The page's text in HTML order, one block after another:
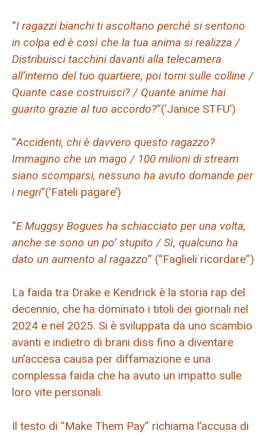
“I ragazzi bianchi ti ascoltano perché si sentono
in colpa ed è così che la tua anima si realizza /
Distribuisci tacchini davanti alla telecamera
all’interno del tuo quartiere, poi torni sulle colline /
Quante case costruisci? / Quante anime hai
guarito grazie al tuo accordo?“(‘Janice STFU’)
“Accidenti, chi è davvero questo ragazzo?
Immagino che un mago / 100 milioni di stream
siano scomparsi, nessuno ha avuto domande per
i negri“(‘Fateli pagare’)
“E Muggsy Bogues ha schiacciato per una volta,
anche se sono un po’ stupito / Sì, qualcuno ha
dato un aumento al ragazzo” (“Faglieli ricordare”)
La faida tra Drake e Kendrick è la storia rap del
decennio, che ha dominato i titoli dei giornali nel
2024 e nel 2025. Si è sviluppata da uno scambio
avanti e indietro di brani diss fino a diventare
un’accesa causa per diffamazione e una
complessa faida che ha avuto un impatto sulle
loro vite personali.
Il testo di “Make Them Pay” richiama l’accusa di